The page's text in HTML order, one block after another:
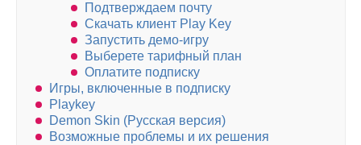
Подтверждаем почту
Скачать клиент Play Key
Запустить демо-игру
Выберете тарифный план
Оплатите подписку
Игры, включенные в подписку
Playkey
Demon Skin (Русская версия)
Возможные проблемы и их решения